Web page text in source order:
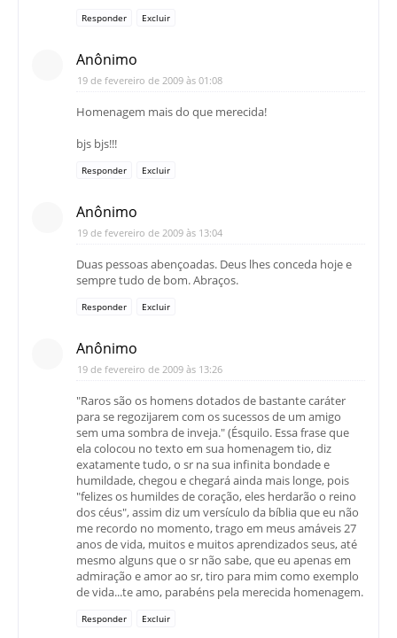
Responder Excluir
Anônimo
19 de fevereiro de 2009 às 01:08
Homenagem mais do que merecida!
bjs bjs!!!
Responder Excluir
Anônimo
19 de fevereiro de 2009 às 13:04
Duas pessoas abençoadas. Deus lhes conceda hoje e
sempre tudo de bom. Abraços.
Responder Excluir
Anônimo
19 de fevereiro de 2009 às 13:26
"Raros são os homens dotados de bastante caráter
para se regozijarem com os sucessos de um amigo
sem uma sombra de inveja." (Ésquilo. Essa frase que
ela colocou no texto em sua homenagem tio, diz
exatamente tudo, o sr na sua infinita bondade e
humildade, chegou e chegará ainda mais longe, pois
"felizes os humildes de coração, eles herdarão o reino
dos céus", assim diz um versículo da bíblia que eu não
me recordo no momento, trago em meus amáveis 27
anos de vida, muitos e muitos aprendizados seus, até
mesmo alguns que o sr não sabe, que eu apenas em
admiração e amor ao sr, tiro para mim como exemplo
de vida...te amo, parabéns pela merecida homenagem.
Responder Excluir